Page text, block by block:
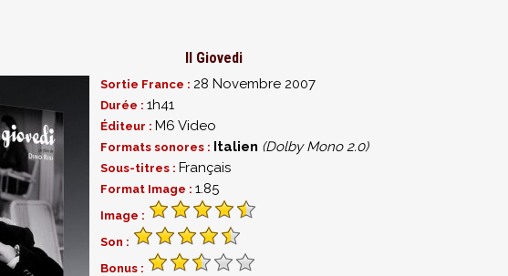
Il Giovedi
Sortie France : 28 Novembre 2007
Durée : 1h41
Éditeur : M6 Video
Formats sonores : Italien (Dolby Mono 2.0)
Sous-titres : Français
Format Image : 1.85
Image :
Son :
Bonus :